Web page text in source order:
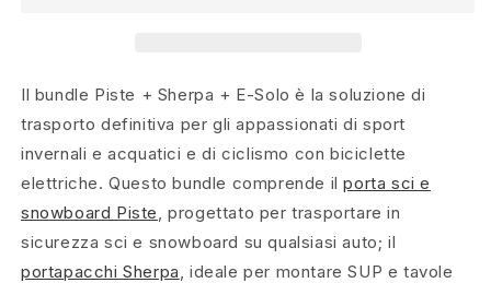
Il bundle Piste + Sherpa + E-Solo è la soluzione di
trasporto definitiva per gli appassionati di sport
invernali e acquatici e di ciclismo con biciclette
elettriche. Questo bundle comprende ilporta sci e
snowboard Piste, progettato per trasportare in
sicurezza sci e snowboard su qualsiasi auto; il
portapacchi Sherpa, ideale per montare SUP e tavole